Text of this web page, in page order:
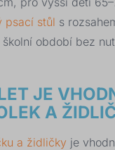
psací stůl s
období bez
JE
A
a židličky je